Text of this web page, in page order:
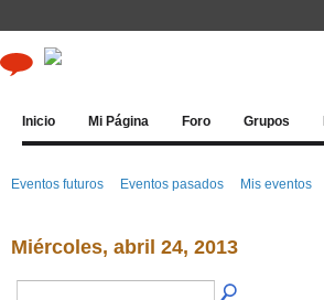
Inicio Mi Página Foro Grupos
Eventos futuros Eventos pasados Mis eventos
Miércoles, abril 24, 2013